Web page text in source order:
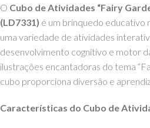
O Cubo de Atividades “Fairy
(LD7331) é um brinquedo educativo
uma variedade de atividades
desenvolvimento cognitivo e motor
ilustrações encantadoras do tema
cubo proporciona diversão e
Características do Cubo de